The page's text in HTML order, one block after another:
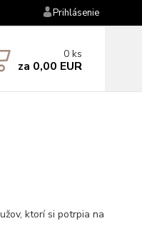
Prihlásenie
0 ks
za 0,00 EUR
ktorí si potrpia na